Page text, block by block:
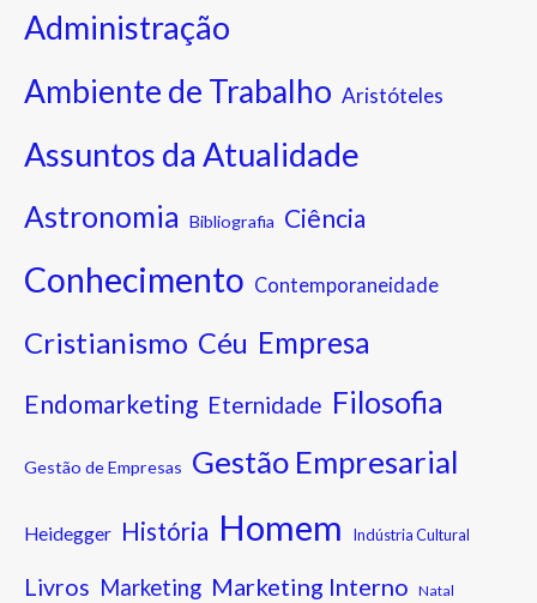
Administração
Ambiente de Trabalho Aristóteles
Assuntos da Atualidade
Astronomia Bibliografia Ciência
Conhecimento Contemporaneidade
Cristianismo Céu Empresa
Endomarketing Eternidade Filosofia
Gestão de Empresas Gestão Empresarial
Heidegger História Homem Indústria Cultural
Livros Marketing Marketing Interno Natal